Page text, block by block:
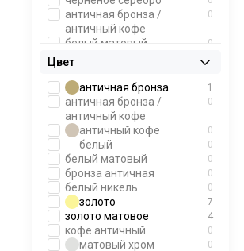
античная бронза /
античный кофе
0
белый матовый 0
хром блестящий 0
пепельно-серебристый 0
античный кофе 0
Цвет
античная бронза
1
античная бронза /
античный кофе
0
античный кофе 0
белый 0
белый матовый 0
бронза античная 0
белый никель 0
золото 7
золото матовое 4
кофе античный 0
матовый хром 0